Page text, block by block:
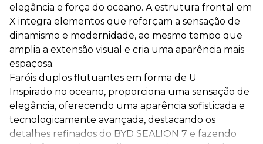
elegância e força do oceano. A estrutura frontal em
X integra elementos que reforçam a sensação de
dinamismo e modernidade, ao mesmo tempo que
amplia a extensão visual e cria uma aparência mais
espaçosa.
Faróis duplos flutuantes em forma de U
Inspirado no oceano, proporciona uma sensação de
elegância, oferecendo uma aparência sofisticada e
tecnologicamente avançada, destacando os
detalhes refinados do BYD SEALION 7 e fazendo